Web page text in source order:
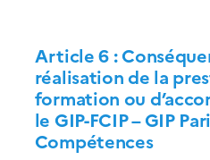
Article 6 :
réalisation de la
formation ou
le GIP-FCIP – GIP
Compétences